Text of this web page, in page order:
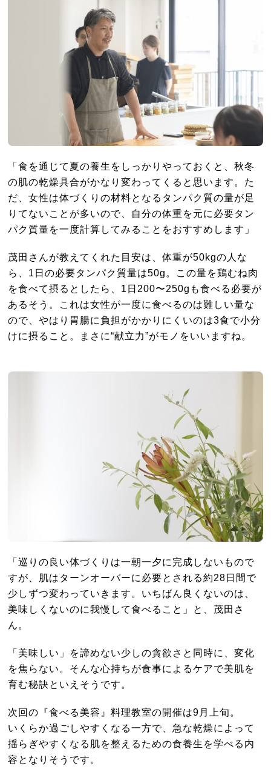
「食を通じて夏の養生をしっかりやっておくと、秋冬
の肌の乾燥具合がかなり変わってくると思います。た
だ、女性は体づくりの材料となるタンパク質の量が足
りてないことが多いので、自分の体重を元に必要タン
パク質量を一度計算してみることをおすすめします」
茂田さんが教えてくれた目安は、体重が50kgの人な
ら、1日の必要タンパク質量は50g。この量を鶏むね肉
を食べて摂るとしたら、1日200〜250gも食べる必要が
あるそう。これは女性が一度に食べるのは難しい量な
ので、やはり胃腸に負担がかかりにくいのは3食で小分
けに摂ること。まさに“献立力”がモノをいいますね。
「巡りの良い体づくりは一朝一夕に完成しないもので
すが、肌はターンオーバーに必要とされる約28日間で
少しずつ変わっていきます。いちばん良くないのは、
美味しくないのに我慢して食べること」と、茂田さ
ん。
「美味しい」を諦めない少しの貪欲さと同時に、変化
を焦らない。そんな心持ちが食事によるケアで美肌を
育む秘訣といえそうです。
次回の『食べる美容』料理教室の開催は9月上旬。
いくらか過ごしやすくなる一方で、急な乾燥によって
揺らぎやすくなる肌を整えるための食養生を学べる内
容となりそうです。